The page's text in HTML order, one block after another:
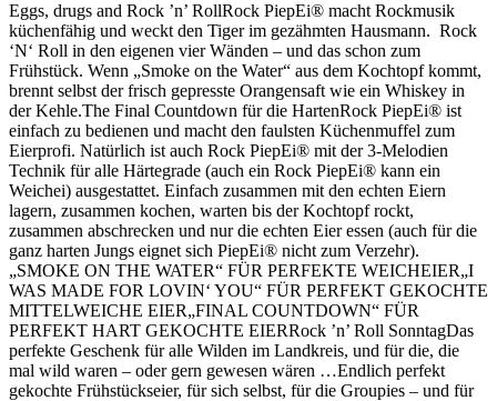
Eggs, drugs and Rock ’n’ RollRock PiepEi® macht Rockmusik
küchenfähig und weckt den Tiger im gezähmten Hausmann. Rock
‘N‘ Roll in den eigenen vier Wänden – und das schon zum
Frühstück. Wenn „Smoke on the Water“ aus dem Kochtopf kommt,
brennt selbst der frisch gepresste Orangensaft wie ein Whiskey in
der Kehle.The Final Countdown für die HartenRock PiepEi® ist
einfach zu bedienen und macht den faulsten Küchenmuffel zum
Eierprofi. Natürlich ist auch Rock PiepEi® mit der 3-Melodien
Technik für alle Härtegrade (auch ein Rock PiepEi® kann ein
Weichei) ausgestattet. Einfach zusammen mit den echten Eiern
lagern, zusammen kochen, warten bis der Kochtopf rockt,
zusammen abschrecken und nur die echten Eier essen (auch für die
ganz harten Jungs eignet sich PiepEi® nicht zum Verzehr).
„SMOKE ON THE WATER“ FÜR PERFEKTE WEICHEIER„I
WAS MADE FOR LOVIN‘ YOU“ FÜR PERFEKT GEKOCHTE
MITTELWEICHE EIER„FINAL COUNTDOWN“ FÜR
PERFEKT HART GEKOCHTE EIERRock ’n’ Roll SonntagDas
perfekte Geschenk für alle Wilden im Landkreis, und für die, die
mal wild waren – oder gern gewesen wären …Endlich perfekt
gekochte Frühstückseier, für sich selbst, für die Groupies – und für